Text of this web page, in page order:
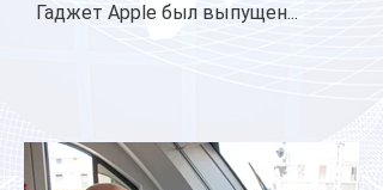
Гаджет Apple был выпущен...